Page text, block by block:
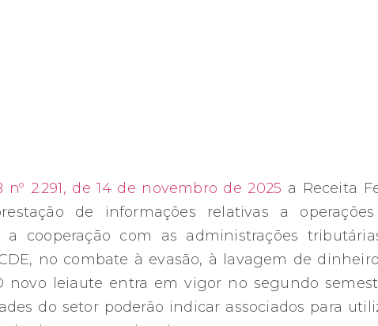
2.291, de 14 de novembro de 2025 a Receita
de informações relativas a
cooperação com as administrações
no combate à evasão, à lavagem de
novo leiaute entra em vigor no segundo
do setor poderão indicar associados para